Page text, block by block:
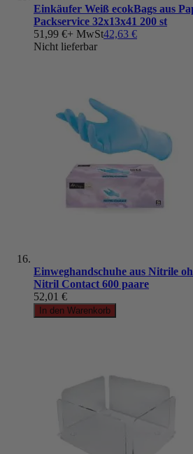
Einkäufer Weiß ecokBags aus
Packservice 32x13x41 200 st
51,99 €+ MwSt42,63 €
Nicht lieferbar
Einweghandschuhe aus Nitrile
Nitril Contact 600 paare
52,01 €
In den Warenkorb